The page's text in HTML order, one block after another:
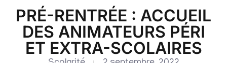
PRÉ-RENTRÉE : ACCUEIL
DES ANIMATEURS PÉRI
ET EXTRA-SCOLAIRES